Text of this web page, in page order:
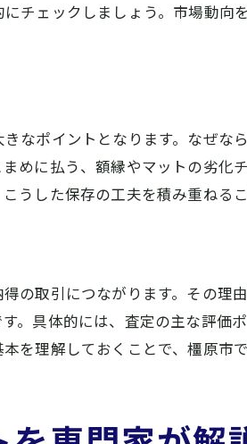
出張など絵画買取の最新活用術に
画買取で自宅査定を活用するポイ
新の絵画買取サービスを賢く選ぶ
の価値を正しく知るための査定方
画買取で査定額が決まる評価ポイ
存状態が絵画買取査定額に与える
画買取査定で重要な市場価値の調
チェックしましょう。市場動向
なポイントとなります。なぜ
めに払う、額縁やマットの劣化
うした保存の工夫を積み重ねる
の取引につながります。その理
。具体的には、査定の主な評
を理解しておくことで、橿原市